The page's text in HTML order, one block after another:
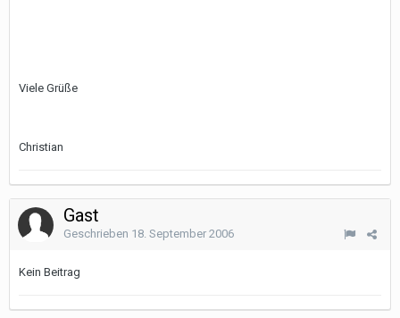
Viele Grüße
Christian
Gast
Geschrieben 18. September 2006
Kein Beitrag